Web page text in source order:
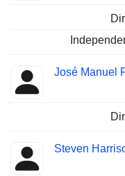
José Manuel
Steven